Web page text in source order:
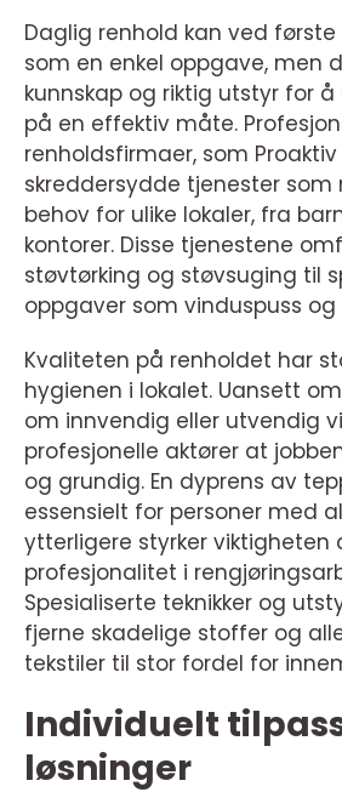
Daglig renhold kan ved første
som en enkel oppgave, men
kunnskap og riktig utstyr for
på en effektiv måte.
renholdsfirmaer, som
skreddersydde tjenester som
behov for ulike lokaler, fra
kontorer. Disse tjenestene
støvtørking og støvsuging til
oppgaver som vinduspuss og
Kvaliteten på renholdet har
hygienen i lokalet. Uansett
om innvendig eller utvendig
profesjonelle aktører at
og grundig. En dyprens av
essensielt for personer med
ytterligere styrker viktigheten
profesjonalitet i
Spesialiserte teknikker og
fjerne skadelige stoffer og
tekstiler til stor fordel for
Individuelt
løsninger